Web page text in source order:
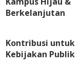
Berkelanjutan
Kontribusi untuk
Kebijakan Publik